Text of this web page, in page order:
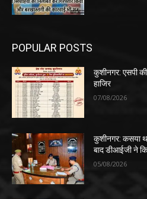
POPULAR POSTS
कुशीनगर: एसपी की
हाजिर
07/08/2026
कुशीनगर: कसया
बाद डीआईजी ने
05/08/2026